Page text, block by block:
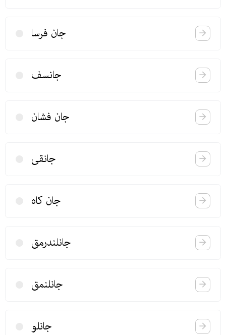
جان فرسا
جانسف
جان فشان
جانقی
جان كاه
جانلندرمق
جانلنمق
جانلو